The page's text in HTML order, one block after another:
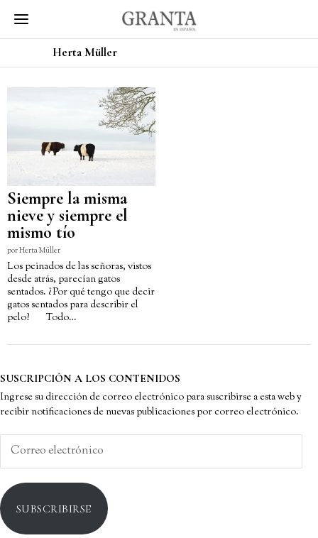
Herta Müller
Siempre la misma
nieve y siempre el
mismo tío
porHerta Müller
Los peinados de las señoras, vistos
desde atrás, parecían gatos
sentados. ¿Por qué tengo que decir
gatos sentados para describir el
pelo? Todo…
SUSCRIPCIÓN A LOS CONTENIDOS
Ingrese su dirección de correo electrónico para suscribirse a esta web y
recibir notificaciones de nuevas publicaciones por correo electrónico.
electrónico
SUBSCRIBIRSE